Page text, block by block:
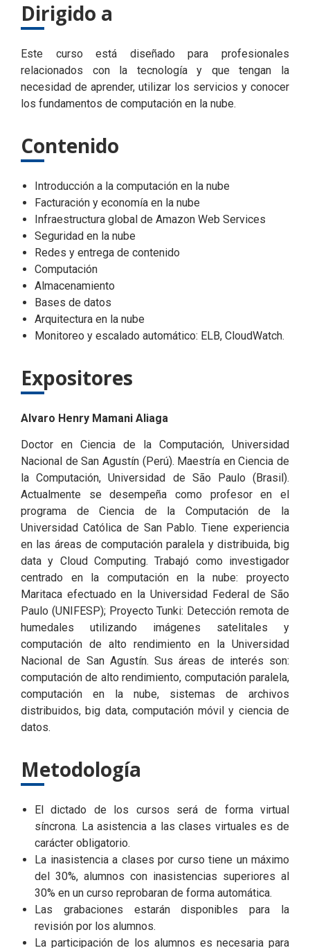
Dirigido a
Este curso está diseñado para profesionales
relacionados con la tecnología y que tengan la
necesidad de aprender, utilizar los servicios y conocer
los fundamentos de computación en la nube.
Contenido
Introducción a la computación en la nube
Facturación y economía en la nube
Infraestructura global de Amazon Web Services
Seguridad en la nube
Redes y entrega de contenido
Computación
Almacenamiento
Bases de datos
Arquitectura en la nube
Monitoreo y escalado automático: ELB, CloudWatch.
Expositores
Alvaro Henry Mamani Aliaga
Doctor en Ciencia de la Computación, Universidad
Nacional de San Agustín (Perú). Maestría en Ciencia de
la Computación, Universidad de São Paulo (Brasil).
Actualmente se desempeña como profesor en el
programa de Ciencia de la Computación de la
Universidad Católica de San Pablo. Tiene experiencia
en las áreas de computación paralela y distribuida, big
data y Cloud Computing. Trabajó como investigador
centrado en la computación en la nube: proyecto
Maritaca efectuado en la Universidad Federal de São
Paulo (UNIFESP); Proyecto Tunki: Detección remota de
humedales utilizando imágenes satelitales y
computación de alto rendimiento en la Universidad
Nacional de San Agustín. Sus áreas de interés son:
computación de alto rendimiento, computación paralela,
computación en la nube, sistemas de archivos
distribuidos, big data, computación móvil y ciencia de
datos.
Metodología
El dictado de los cursos será de forma virtual
síncrona. La asistencia a las clases virtuales es de
carácter obligatorio.
La inasistencia a clases por curso tiene un máximo
del 30%, alumnos con inasistencias superiores al
30% en un curso reprobaran de forma automática.
Las grabaciones estarán disponibles para la
revisión por los alumnos.
La participación de los alumnos es necesaria para